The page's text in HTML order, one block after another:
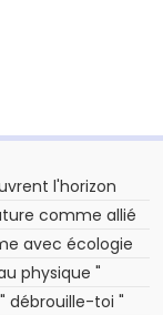
l'horizon
comme allié
avec écologie
physique "
débrouille-toi "